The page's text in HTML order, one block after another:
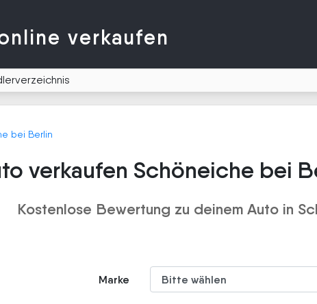
verkaufen
bei Berlin
verkaufen Schöneiche bei
Kostenlose Bewertung zu deinem Auto in
Marke